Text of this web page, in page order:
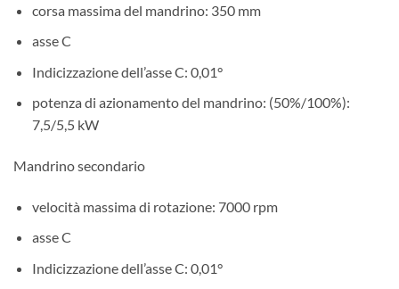
corsa massima del mandrino: 350 mm
asse C
Indicizzazione dell’asse C: 0,01°
potenza di azionamento del mandrino: (50%/100%):
7,5/5,5 kW
Mandrino secondario
velocità massima di rotazione: 7000 rpm
asse C
Indicizzazione dell’asse C: 0,01°